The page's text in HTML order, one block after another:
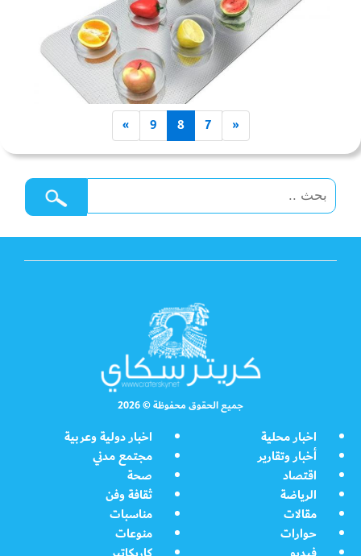
«
7
8
9
»
جميع الحقوق محفوظة © 2026
اخبار محلية
اخبار دولية وعربية
أخبار وتقارير
مجتمع مدني
اقتصاد
صحة
الرياضة
ثقافة وفن
مقالات
مناسبات
حوارات
منوعات